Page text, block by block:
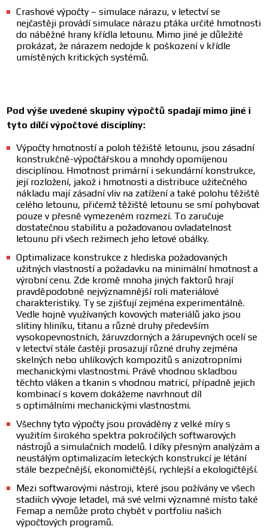
Crashové výpočty – simulace nárazu, v letectví se
nejčastěji provádí simulace nárazu ptáka určité hmotnosti
do náběžné hrany křídla letounu. Mimo jiné je důležité
prokázat, že nárazem nedojde k poškození v křídle
umístěných kritických systémů.
Pod výše uvedené skupiny výpočtů spadají mimo jiné i
tyto dílčí výpočtové disciplíny:
Výpočty hmotností a poloh těžiště letounu, jsou zásadní
konstrukčně-výpočtářskou a mnohdy opomíjenou
disciplínou. Hmotnost primární i sekundární konstrukce,
její rozložení, jakož i hmotnosti a distribuce užitečného
nákladu mají zásadní vliv na zatížení a také polohu těžiště
celého letounu, přičemž těžiště letounu se smí pohybovat
pouze v přesně vymezeném rozmezí. To zaručuje
dostatečnou stabilitu a požadovanou ovladatelnost
letounu při všech režimech jeho letové obálky.
Optimalizace konstrukce z hlediska požadovaných
užitných vlastností a požadavku na minimální hmotnost a
výrobní cenu. Zde kromě mnoha jiných faktorů hrají
pravděpodobně nejvýznamnější roli materiálové
charakteristiky. Ty se zjišťují zejména experimentálně.
Vedle hojně využívaných kovových materiálů jako jsou
slitiny hliníku, titanu a různé druhy především
vysokopevnostních, žáruvzdorných a žárupevných ocelí se
v letectví stále častěji prosazují různé druhy zejména
skelných nebo uhlíkových kompozitů s anizotropními
mechanickými vlastnostmi. Právě vhodnou skladbou
těchto vláken a tkanin s vhodnou matricí, případně jejich
kombinací s kovem dokážeme navrhnout díl
s optimálními mechanickými vlastnostmi.
Všechny tyto výpočty jsou prováděny z velké míry s
využitím širokého spektra pokročilých softwarových
nástrojů a simulačních modelů. I díky přesným analýzám a
neustálým optimalizacím leteckých konstrukcí je létání
stále bezpečnější, ekonomičtější, rychlejší a ekologičtější.
Mezi softwarovými nástroji, které jsou požívány ve všech
stadiích vývoje letadel, má své velmi významné místo také
Femap a nemůže proto chybět v portfoliu našich
výpočtových programů.